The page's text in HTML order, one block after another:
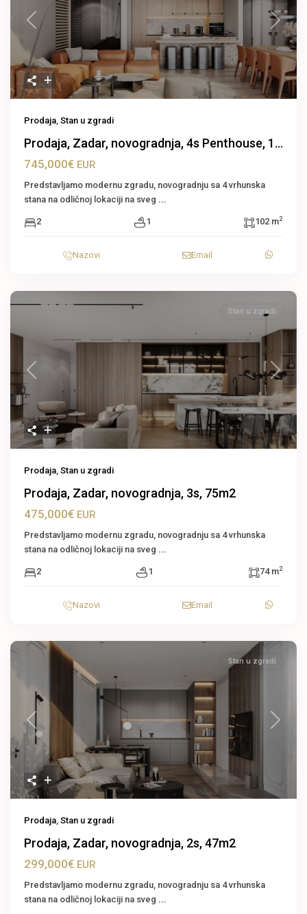
Previous Next
Prodaja, Stan u zgradi
Prodaja, Zadar, novogradnja, 4s Penthouse, 1...
745,000€ EUR
Predstavljamo modernu zgradu, novogradnju sa 4 vrhunska
stana na odličnoj lokaciji na sveg ...
2 1 102 m2
Nazovi Email
Previous Next
Stan u zgradi
Prodaja, Stan u zgradi
Prodaja, Zadar, novogradnja, 3s, 75m2
475,000€ EUR
Predstavljamo modernu zgradu, novogradnju sa 4 vrhunska
stana na odličnoj lokaciji na sveg ...
2 1 74 m2
Nazovi Email
Previous Next
Stan u zgradi
Prodaja, Stan u zgradi
Prodaja, Zadar, novogradnja, 2s, 47m2
299,000€ EUR
Predstavljamo modernu zgradu, novogradnju sa 4 vrhunska
stana na odličnoj lokaciji na sveg ...